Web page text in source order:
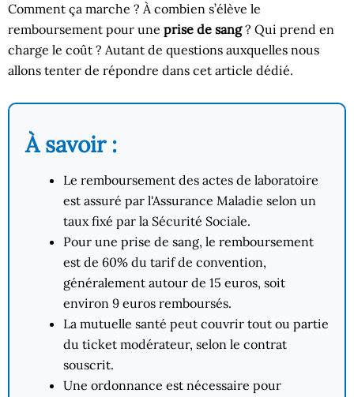
Comment ça marche ? À combien s’élève le
remboursement pour une prise de sang? Qui prend en
charge le coût ? Autant de questions auxquelles nous
allons tenter de répondre dans cet article dédié.
À savoir :
Le remboursement des actes de laboratoire
est assuré par l'Assurance Maladie selon un
taux fixé par la Sécurité Sociale.
Pour une prise de sang, le remboursement
est de 60% du tarif de convention,
généralement autour de 15 euros, soit
environ 9 euros remboursés.
La mutuelle santé peut couvrir tout ou partie
du ticket modérateur, selon le contrat
souscrit.
Une ordonnance est nécessaire pour